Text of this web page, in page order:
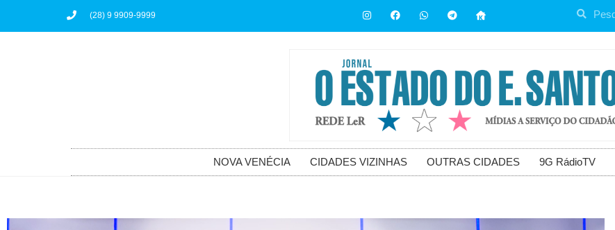
(28) 9 9909-9999
NOVA VENÉCIA CIDADES VIZINHAS OUTRAS CIDADES 9G RádioTV